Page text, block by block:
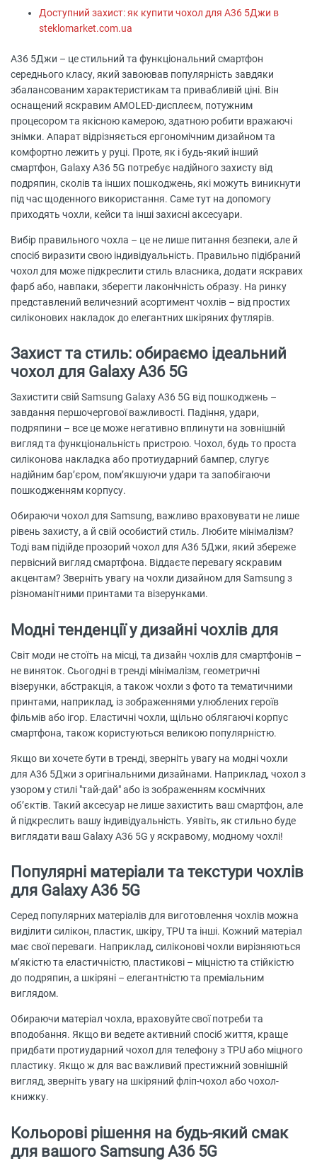
Доступний захист: як купити чохол для А36 5Джи в
steklomarket.com.ua
А36 5Джи – це стильний та функціональний смартфон
середнього класу, який завоював популярність завдяки
збалансованим характеристикам та привабливій ціні. Він
оснащений яскравим AMOLED-дисплеєм, потужним
процесором та якісною камерою, здатною робити вражаючі
знімки. Апарат відрізняється ергономічним дизайном та
комфортно лежить у руці. Проте, як і будь-який інший
смартфон, Galaxy A36 5G потребує надійного захисту від
подряпин, сколів та інших пошкоджень, які можуть виникнути
під час щоденного використання. Саме тут на допомогу
приходять чохли, кейси та інші захисні аксесуари.
Вибір правильного чохла – це не лише питання безпеки, але й
спосіб виразити свою індивідуальність. Правильно підібраний
чохол для може підкреслити стиль власника, додати яскравих
фарб або, навпаки, зберегти лаконічність образу. На ринку
представлений величезний асортимент чохлів – від простих
силіконових накладок до елегантних шкіряних футлярів.
Захист та стиль: обираємо ідеальний
чохол для Galaxy A36 5G
Захистити свій Samsung Galaxy A36 5G від пошкоджень –
завдання першочергової важливості. Падіння, удари,
подряпини – все це може негативно вплинути на зовнішній
вигляд та функціональність пристрою. Чохол, будь то проста
силіконова накладка або протиударний бампер, слугує
надійним бар’єром, пом’якшуючи удари та запобігаючи
пошкодженням корпусу.
Обираючи чохол для Samsung, важливо враховувати не лише
рівень захисту, а й свій особистий стиль. Любите мінімалізм?
Тоді вам підійде прозорий чохол для А36 5Джи, який збереже
первісний вигляд смартфона. Віддаєте перевагу яскравим
акцентам? Зверніть увагу на чохли дизайном для Samsung з
різноманітними принтами та візерунками.
Модні тенденції у дизайні чохлів для
Світ моди не стоїть на місці, та дизайн чохлів для смартфонів –
не виняток. Сьогодні в тренді мінімалізм, геометричні
візерунки, абстракція, а також чохли з фото та тематичними
принтами, наприклад, із зображеннями улюблених героїв
фільмів або ігор. Еластичні чохли, щільно облягаючі корпус
смартфона, також користуються великою популярністю.
Якщо ви хочете бути в тренді, зверніть увагу на модні чохли
для А36 5Джи з оригінальними дизайнами. Наприклад, чохол з
узором у стилі "тай-дай" або із зображенням космічних
об’єктів. Такий аксесуар не лише захистить ваш смартфон, але
й підкреслить вашу індивідуальність. Уявіть, як стильно буде
виглядати ваш Galaxy A36 5G у яскравому, модному чохлі!
Популярні матеріали та текстури чохлів
для Galaxy A36 5G
Серед популярних матеріалів для виготовлення чохлів можна
виділити силікон, пластик, шкіру, TPU та інші. Кожний матеріал
має свої переваги. Наприклад, силіконові чохли вирізняються
м’якістю та еластичністю, пластикові – міцністю та стійкістю
до подряпин, а шкіряні – елегантністю та преміальним
виглядом.
Обираючи матеріал чохла, враховуйте свої потреби та
вподобання. Якщо ви ведете активний спосіб життя, краще
придбати протиударний чохол для телефону з TPU або міцного
пластику. Якщо ж для вас важливий престижний зовнішній
вигляд, зверніть увагу на шкіряний фліп-чохол або чохол-
книжку.
Кольорові рішення на будь-який смак
для вашого Samsung A36 5G